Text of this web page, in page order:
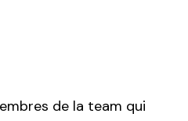
de la team qui